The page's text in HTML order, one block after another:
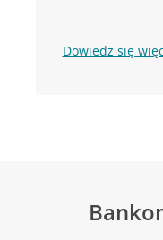
Dowiedz się